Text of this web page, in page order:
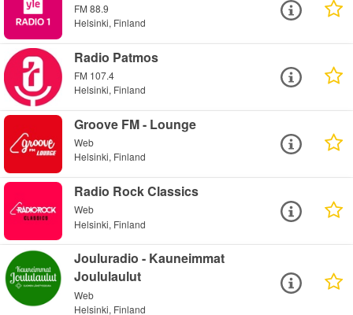
FM 88.9
Helsinki, Finland
Radio Patmos
FM 107.4
Helsinki, Finland
Groove FM - Lounge
Web
Helsinki, Finland
Radio Rock Classics
Web
Helsinki, Finland
Jouluradio - Kauneimmat
Joululaulut
Web
Helsinki, Finland